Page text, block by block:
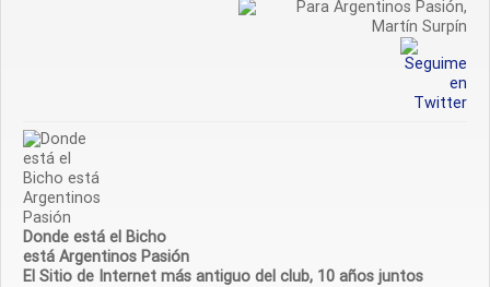
Donde está el Bicho
está Argentinos Pasión
El Sitio de Internet más antiguo del club, 10 años juntos